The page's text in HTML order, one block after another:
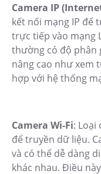
Camera IP
kết nối mạng IP để
trực tiếp vào mạng
thường có độ phân
nâng cao như xem
hợp với hệ thống
Camera Wi-Fi: Loại
để truyền dữ liệu.
và có thể dễ dàng
khác nhau. Điều